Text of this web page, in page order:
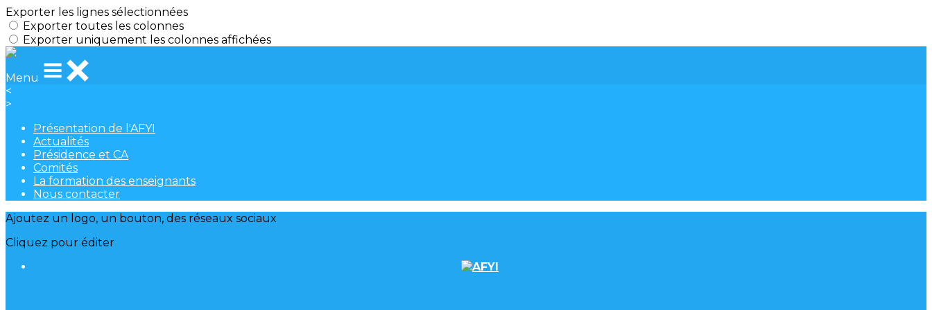
Exporter les lignes sélectionnées
Exporter toutes les colonnes
Exporter uniquement les colonnes affichées
Menu
<
>
Présentation de l'AFYI
Actualités
Présidence et CA
Comités
La formation des enseignants
Nous contacter
Ajoutez un logo, un bouton, des réseaux sociaux
Cliquez pour éditer